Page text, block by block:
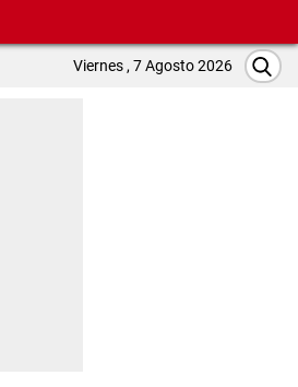
Viernes , 7 Agosto 2026